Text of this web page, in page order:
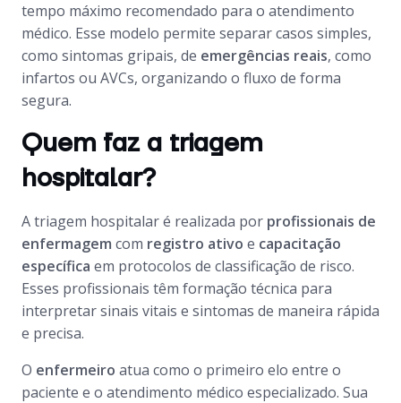
tempo máximo recomendado para o atendimento
médico. Esse modelo permite separar casos simples,
como sintomas gripais, de emergências reais, como
infartos ou AVCs, organizando o fluxo de forma
segura.
Quem faz a triagem
hospitalar?
A triagem hospitalar é realizada por profissionais de
enfermagem com registro ativo e capacitação
específica em protocolos de classificação de risco.
Esses profissionais têm formação técnica para
interpretar sinais vitais e sintomas de maneira rápida
e precisa.
O enfermeiro atua como o primeiro elo entre o
paciente e o atendimento médico especializado. Sua